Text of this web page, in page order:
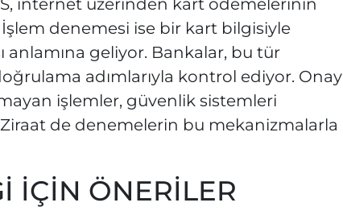
internet üzerinden kart ödemelerinin
İşlem denemesi ise bir kart bilgisiyle
anlamına geliyor. Bankalar, bu tür
adımlarıyla kontrol ediyor. Onay
işlemler, güvenlik sistemleri
de denemelerin bu mekanizmalarla
İÇİN ÖNERİLER